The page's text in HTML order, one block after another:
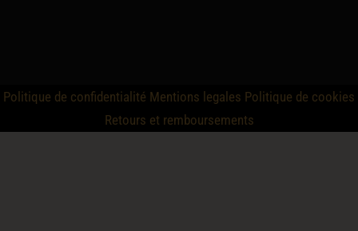
Politique de confidentialité Mentions legales Politique de cookies
Retours et remboursements